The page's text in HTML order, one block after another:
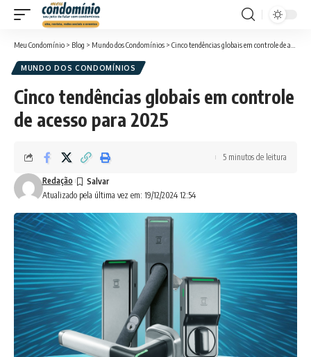
Meu Condomínio > Blog > Mundo dos Condomínios > Cinco tendências globais em controle de acesso para 2025
MUNDO DOS CONDOMÍNIOS
Cinco tendências globais em controle
de acesso para 2025
Atualizado pela última vez em: 19/12/2024 12:54
Redação
5 minutos de leitura